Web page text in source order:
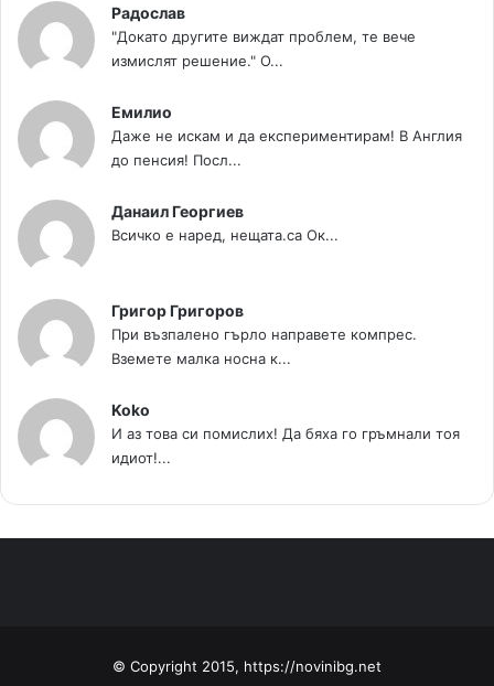
Радослав
"Докато другите виждат проблем, те вече
измислят решение." О...
Емилио
Даже не искам и да експериментирам! В Англия
до пенсия! Посл...
Данаил Георгиев
Всичко е наред, нещата.са Ок...
Григор Григоров
При възпалено гърло направете компрес.
Вземете малка носна к...
Koko
И аз това си помислих! Да бяха го гръмнали тоя
идиот!...
© Copyright 2015, https://novinibg.net